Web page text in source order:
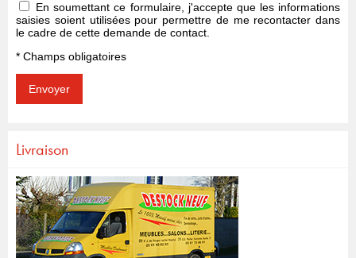
En soumettant ce formulaire, j'accepte que les informations
saisies soient utilisées pour permettre de me recontacter dans
le cadre de cette demande de contact.
* Champs obligatoires
Livraison